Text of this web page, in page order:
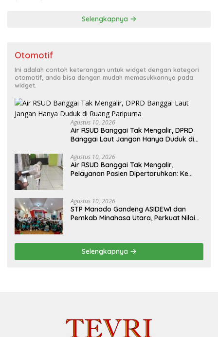
Selengkapnya
Otomotif
Ini adalah contoh keterangan untuk widget dengan kategori
otomotif, anda bisa dengan mudah memasukkannya pada
widget.
Agustus 10, 2026
Air RSUD Banggai Tak Mengalir, DPRD
Banggai Laut Jangan Hanya Duduk di
Agustus 10, 2026
Air RSUD Banggai Tak Mengalir,
Pelayanan Pasien Dipertaruhkan: Ke
Agustus 10, 2026
‎STP Manado Gandeng ASIDEWI dan
Pemkab Minahasa Utara, Perkuat Nilai
Selengkapnya